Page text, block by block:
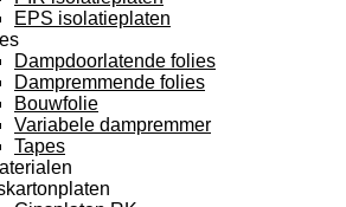
EPS isolatieplaten
Dampdoorlatende folies
Dampremmende folies
Bouwfolie
Variabele dampremmer
Tapes